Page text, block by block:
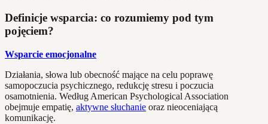
Definicje wsparcia: co rozumiemy pod tym
pojęciem?
Wsparcie emocjonalne
Działania, słowa lub obecność mające na celu poprawę
samopoczucia psychicznego, redukcję stresu i poczucia
osamotnienia. Według American Psychological Association
obejmuje empatię, aktywne słuchanie oraz nieoceniającą
komunikację.